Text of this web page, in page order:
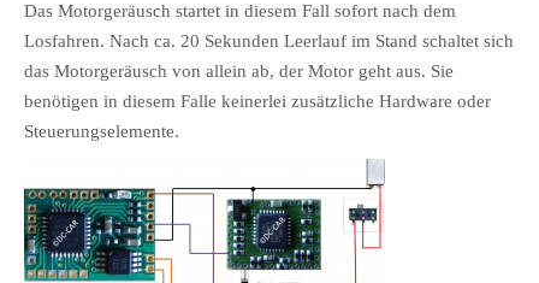
Das Motorgeräusch startet in diesem Fall sofort nach dem
Losfahren. Nach ca. 20 Sekunden Leerlauf im Stand schaltet sich
das Motorgeräusch von allein ab, der Motor geht aus. Sie
benötigen in diesem Falle keinerlei zusätzliche Hardware oder
Steuerungselemente.